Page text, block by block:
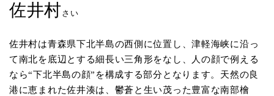
佐井村さい
佐井村は青森県下北半島の西側に位置し、津軽海峡に沿っ
て南北を底辺とする細長い三角形をなし、人の顔で例える
なら“下北半島の顔”を構成する部分となります。天然の良
港に恵まれた佐井湊は、鬱蒼と生い茂った豊富な南部檜